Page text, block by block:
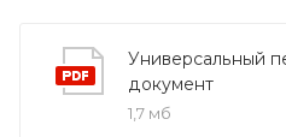
Универсальный
документ
1,7 мб